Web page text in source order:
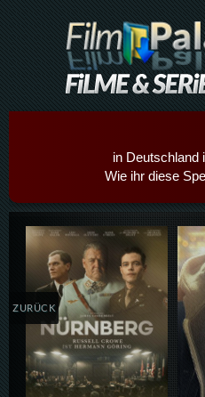
in Deutschland
Wie ihr diese
Details,Play
ZURÜCK